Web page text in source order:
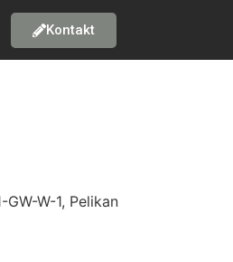
Kontakt
W-1, Pelikan